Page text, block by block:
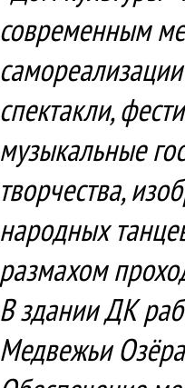
современным
спектакли,
музыкальные
творчества,
народных
размахом
В здании ДК
Медвежьи